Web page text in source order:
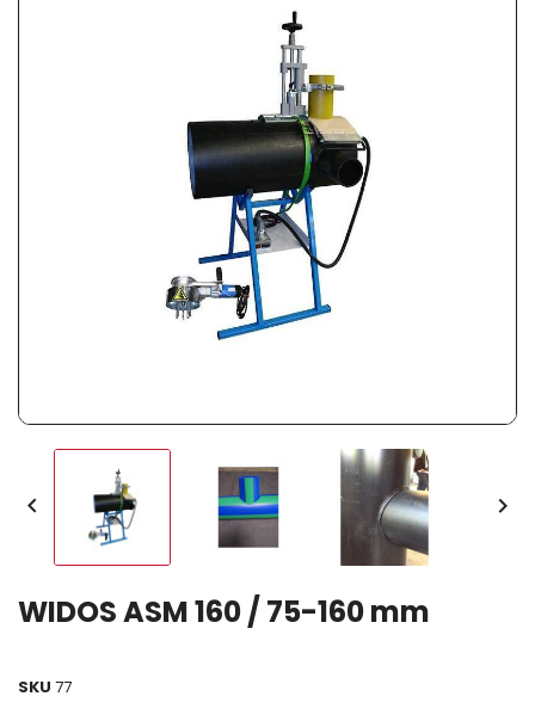
 
WIDOS ASM 160 / 75-160 mm
SKU 77